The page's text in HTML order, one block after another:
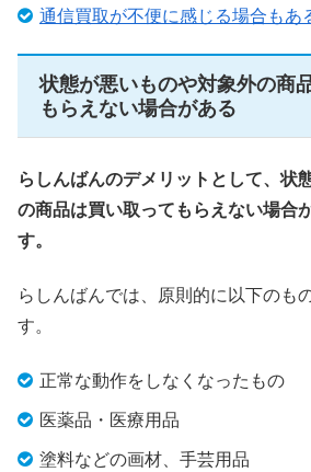
通信買取が不便に感じる場合もあ
状態が悪いものや対象外の商
もらえない場合がある
らしんばんのデメリットとして、状
の商品は買い取ってもらえない場合
す。
らしんばんでは、原則的に以下のも
す。
正常な動作をしなくなったもの
医薬品・医療用品
塗料などの画材、手芸用品